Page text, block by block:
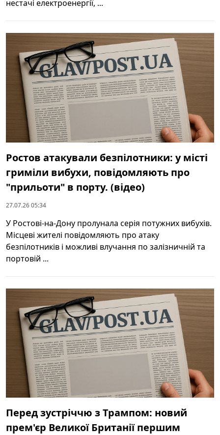
нестачі електроенергії, ...
Ростов атакували безпілотники: у місті
гриміли вибухи, повідомляють про
"прильоти" в порту. (відео)
27.07.26 05:34
У Ростові-на-Дону пролунала серія потужних вибухів.
Місцеві жителі повідомляють про атаку
безпілотників і можливі влучання по залізничній та
портовій ...
Перед зустріччю з Трампом: новий
прем'єр Великої Британії першим